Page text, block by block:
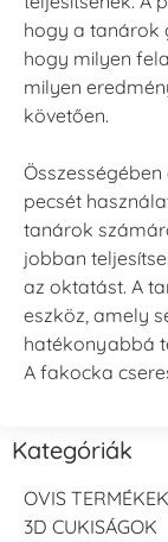
hogy a tanárok
hogy milyen
milyen
követően.
pecsét
tanárok
jobban
az oktatást. A
eszköz, amely
hatékonyabbá
A fakocka
Kategóriák
OVIS TERMÉKEK
3D CUKISÁGOK